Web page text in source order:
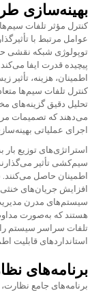
بهینه‌سازی
کنترل مؤثر تلفات
عوامل مرتبط با
توپولوژی شبکه نقشی
پیچیده قدرت ایفا
اطمینان، هزینه،
کنترل تلفات سیم‌ها
تحلیل دقیق گزینه‌های
می‌دهند که تصمیمات
اجرای عملیاتی
استراتژی‌های توزیع
سیم‌کشی تأثیر
اطمینان حاصل می‌کنند.
افزایش جریان‌های خنثی
سیستم‌های مدرن مدیریت
هستند که به‌صورت
تلفات سراسر سیستم را
استانداردهای قابلیت
برنامه‌های
برنامه‌های جامع